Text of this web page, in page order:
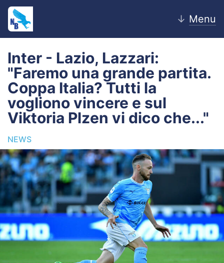
↓ Menu
Home
News
Editoriale
Pagelle
Settore Giovanile
Lazio Women
Calciomercato
Video
Inter - Lazio, Lazzari:
"Faremo una grande partita.
Coppa Italia? Tutti la
vogliono vincere e sul
Viktoria Plzen vi dico che..."
NEWS